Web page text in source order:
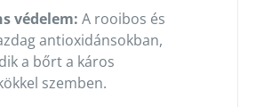
védelem: A rooibos és
antioxidánsokban,
a bőrt a káros
szemben.